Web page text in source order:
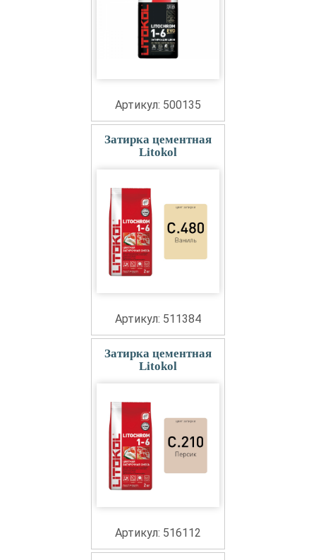
Артикул: 500135
Затирка цементная
Litokol
Артикул: 511384
Затирка цементная
Litokol
Артикул: 516112